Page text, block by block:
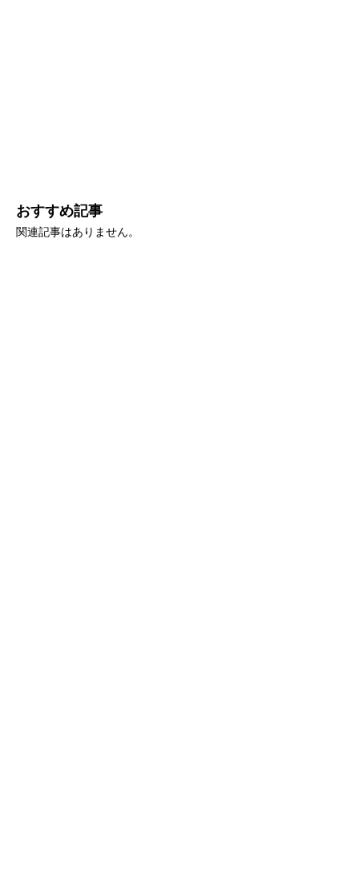
おすすめ記事
関連記事はありません。